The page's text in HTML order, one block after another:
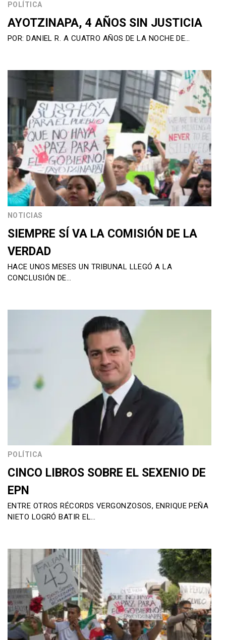
POLÍTICA
AYOTZINAPA, 4 AÑOS SIN JUSTICIA
POR: DANIEL R. A CUATRO AÑOS DE LA NOCHE DE…
NOTICIAS
SIEMPRE SÍ VA LA COMISIÓN DE LA
VERDAD
HACE UNOS MESES UN TRIBUNAL LLEGÓ A LA
CONCLUSIÓN DE…
POLÍTICA
CINCO LIBROS SOBRE EL SEXENIO DE
EPN
ENTRE OTROS RÉCORDS VERGONZOSOS, ENRIQUE PEÑA
NIETO LOGRÓ BATIR EL…